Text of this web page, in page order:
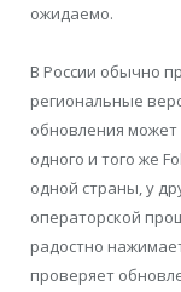
ожидаемо.
В России обычно
региональные
обновления может
одного и того же
одной страны, у
операторской
радостно
проверяет